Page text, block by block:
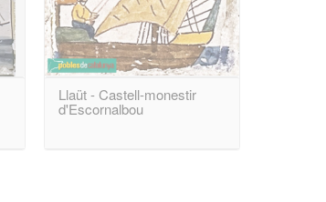
Llaüt - Castell-monestir
d'Escornalbou